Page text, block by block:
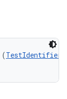
(TestIdentifier